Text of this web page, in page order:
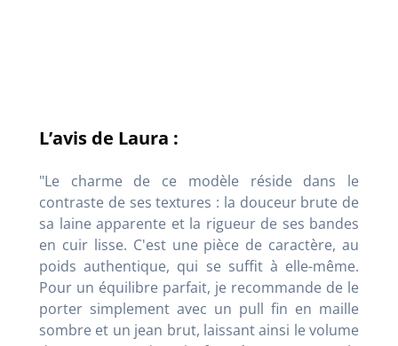
L’avis de Laura :
"Le charme de ce modèle réside dans le
contraste de ses textures : la douceur brute de
sa laine apparente et la rigueur de ses bandes
en cuir lisse. C'est une pièce de caractère, au
poids authentique, qui se suffit à elle-même.
Pour un équilibre parfait, je recommande de le
porter simplement avec un pull fin en maille
sombre et un jean brut, laissant ainsi le volume